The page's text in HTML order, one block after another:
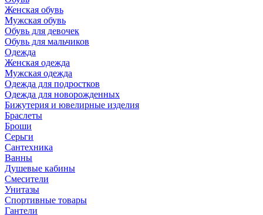
Женская обувь
Мужская обувь
Обувь для девочек
Обувь для мальчиков
Одежда
Женская одежда
Мужская одежда
Одежда для подростков
Одежда для новорожденных
Бижутерия и ювелирные изделия
Браслеты
Броши
Серьги
Сантехника
Ванны
Душевые кабины
Смесители
Унитазы
Спортивные товары
Гантели